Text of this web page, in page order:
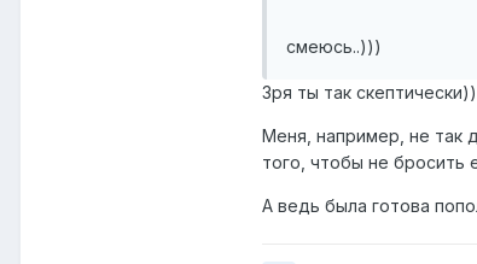
смеюсь..)))
Зря ты так
Меня, например, не так
того, чтобы не бросить
А ведь была готова